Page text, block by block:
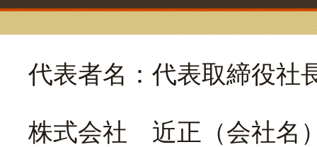
代表者名：代表取締役
株式会社 近正（会社名